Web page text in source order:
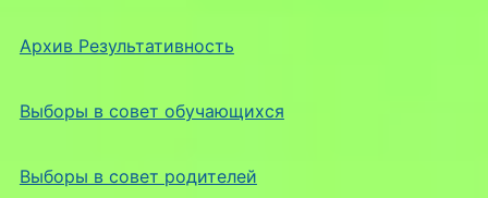
Архив Результативность
Выборы в совет обучающихся
Выборы в совет родителей